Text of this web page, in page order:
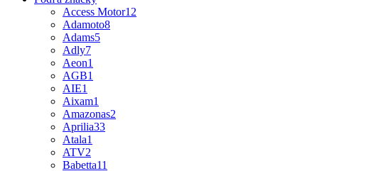
Access Motor12
Adamoto8
Adams5
Adly7
Aeon1
AGB1
AIE1
Aixam1
Amazonas2
Aprilia33
Atala1
ATV2
Babetta11